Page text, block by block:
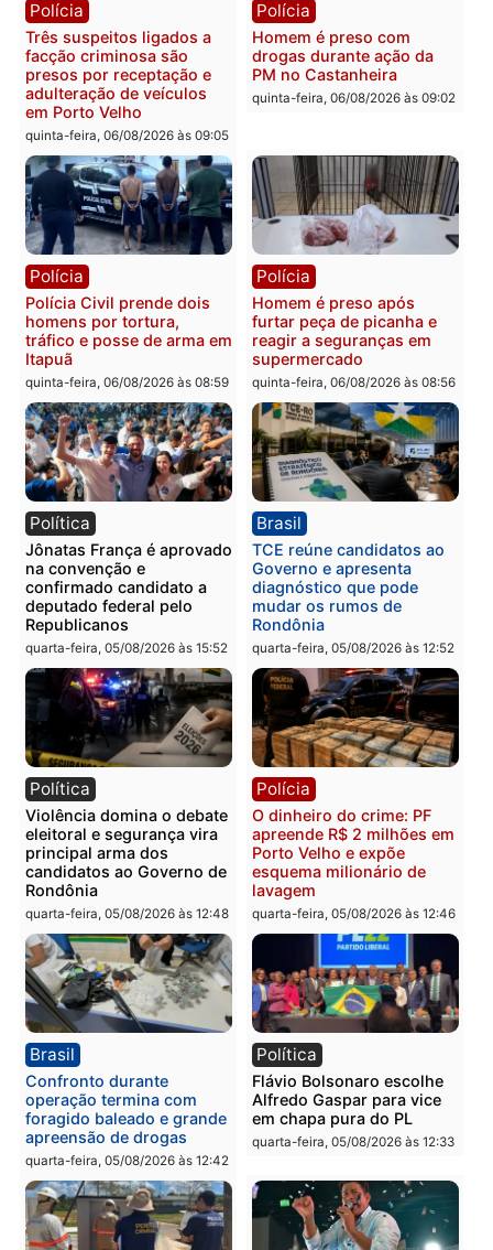
Jovem é encontrado morto
na Rua dos Cravos e caso
é investigado pela polícia
em RO
quinta-feira, 06/08/2026 às 09:26
Homem é esfaqueado no
tórax durante briga com
vizinho no bairro
Guimarães
quinta-feira, 06/08/2026 às
Polícia
Três suspeitos ligados a
facção criminosa são
presos por receptação e
adulteração de veículos
em Porto Velho
quinta-feira, 06/08/2026 às 09:05
Polícia
Homem é preso com
drogas durante ação da
PM no Castanheira
quinta-feira, 06/08/2026 às
Polícia
Polícia Civil prende dois
homens por tortura,
tráfico e posse de arma em
Itapuã
quinta-feira, 06/08/2026 às 08:59
Polícia
Homem é preso após
furtar peça de picanha e
reagir a seguranças em
supermercado
quinta-feira, 06/08/2026 às
Política
Jônatas França é aprovado
na convenção e
confirmado candidato a
deputado federal pelo
Republicanos
quarta-feira, 05/08/2026 às 15:52
Brasil
TCE reúne candidatos ao
Governo e apresenta
diagnóstico que pode
mudar os rumos de
Rondônia
quarta-feira, 05/08/2026 às
Política
Violência domina o debate
eleitoral e segurança vira
principal arma dos
candidatos ao Governo de
Rondônia
Polícia
O dinheiro do crime: PF
Porto Velho e expõe
esquema milionário de
lavagem